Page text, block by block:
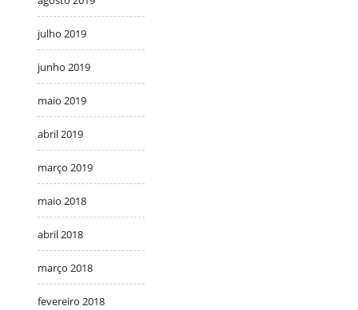
julho 2019
junho 2019
maio 2019
abril 2019
março 2019
maio 2018
abril 2018
março 2018
fevereiro 2018